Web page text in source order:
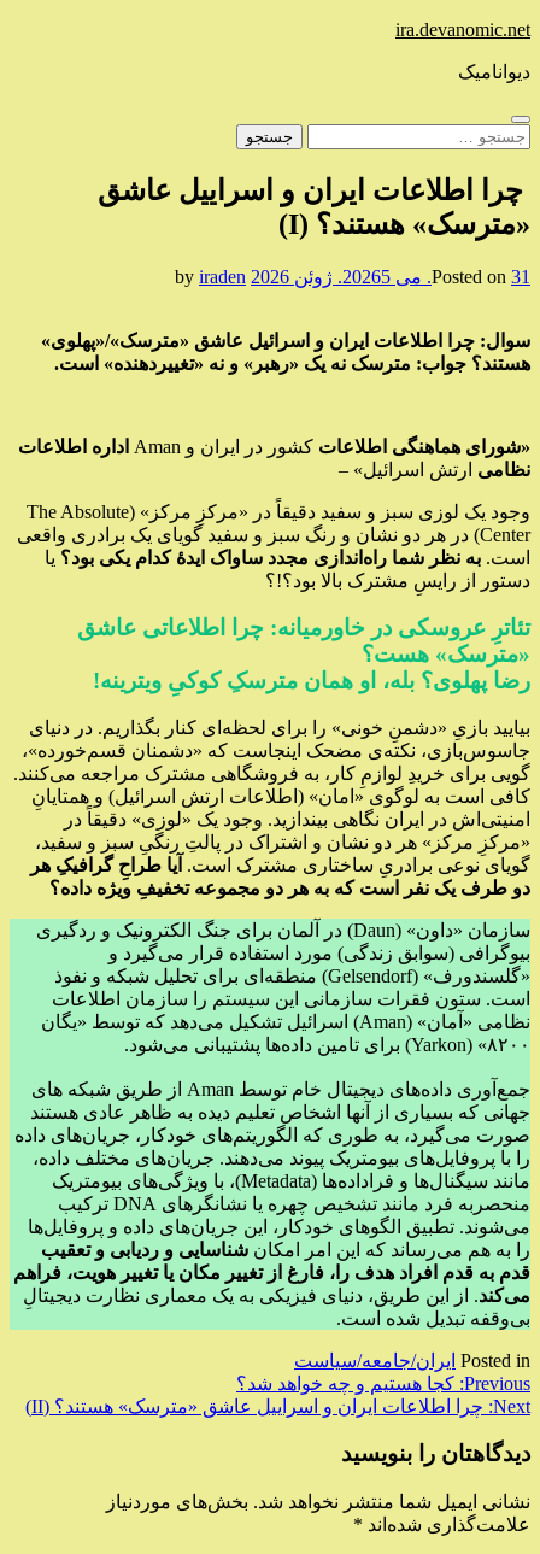
Skip
content
ira.devanomic.net
دیوانامیک
جستجو
چرا اطلاعات ایران و اسراییل عاشق
«مترسک» هستند؟ (I)
Posted on 31. می 2026 5. ژوئن 2026 iraden
سوال: چرا اطلاعات ایران و اسرائیل عاشق «مترسک»/«پهلوی»
هستند؟ جواب: مترسک نه یک «رهبر» و نه «تغییردهنده» است.
«شورای هماهنگی اطلاعات کشور در ایران و Aman
اداره اطلاعات
نظامی ارتش اسرائیل» –
وجود یک لوزی سبز و سفید دقیقاً در «مرکزِ مرکز» (The Absolute
Center) در هر دو نشان و رنگ سبز و سفید گویای یک برادری واقعی
است. به نظر شما راه‌اندازی مجدد ساواک ایدهٔ کدام یکی بود؟ یا
دستور از رایسِ مشترک بالا بود؟!؟
تئاترِ عروسکی در خاورمیانه: چرا اطلاعاتی عاشق
«مترسک» هست؟
رضا پهلوی؟ بله، او همان مترسکِ کوکیِ ویترینه!
بیایید بازیِ «دشمنِ خونی» را برای لحظه‌ای کنار بگذاریم. در دنیای
جاسوس‌بازی، نکته‌ی مضحک اینجاست که «دشمنان قسم‌خورده»،
گویی برای خریدِ لوازمِ کار، به فروشگاهی مشترک مراجعه می‌کنند.
کافی است به لوگوی «امان» (اطلاعات ارتش اسرائیل) و همتایانِ
امنیتی‌اش در ایران نگاهی بیندازید. وجود یک «لوزی» دقیقاً در
«مرکزِ مرکز» هر دو نشان و اشتراک در پالتِ رنگیِ سبز و سفید،
گویای نوعی برادریِ ساختاری مشترک است. آیا طراحِ گرافیکِ هر
دو طرف یک نفر است که به هر دو مجموعه تخفیفِ ویژه داده؟
سازمان «داون» (Daun) در آلمان برای جنگ الکترونیک و ردگیری
بیوگرافی (سوابق زندگی) مورد استفاده قرار می‌گیرد و
«گلسندورف» (Gelsendorf) منطقه‌ای برای تحلیل شبکه و نفوذ
است. ستون فقرات سازمانی این سیستم را سازمان اطلاعات
نظامی «آمان» (Aman) اسرائیل تشکیل می‌دهد که توسط «یگان
۸۲۰۰» (Yarkon) برای تامین داده‌ها پشتیبانی می‌شود.
جمع‌آوری داده‌های دیجیتال خام توسط Aman از طریق شبکه های
جهانی که بسیاری از آنها اشخاص تعلیم دیده به ظاهر عادی هستند
صورت می‌گیرد، به طوری که الگوریتم‌های خودکار، جریان‌های داده
را با پروفایل‌های بیومتریک پیوند می‌دهند. جریان‌های مختلف داده،
مانند سیگنال‌ها و فراداده‌ها (Metadata)، با ویژگی‌های بیومتریک
منحصر‌به‌ فرد مانند تشخیص چهره یا نشانگرهای DNA ترکیب
می‌شوند. تطبیق الگوهای خودکار، این جریان‌های داده و پروفایل‌ها
را به هم می‌رساند که این امر امکان شناسایی و ردیابی و تعقیب
قدم به قدم افراد هدف را، فارغ از تغییر مکان یا تغییر هویت، فراهم
می‌کند. از این طریق، دنیای فیزیکی به یک معماری نظارت دیجیتالِ
بی‌وقفه تبدیل شده است.
Posted in ایران/جامعه/سیاست
راهبری
نوشته
Previous: کجا هستیم و چه خواهد شد؟
Next: چرا اطلاعات ایران و اسراییل عاشق «مترسک» هستند؟ (II)
دیدگاهتان را بنویسید
نشانی ایمیل شما منتشر نخواهد شد. بخش‌های موردنیاز
علامت‌گذاری شده‌اند *